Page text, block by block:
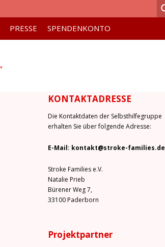
PRESSE SPENDENKONTO
KONTAKTADRESSE
Die Kontaktdaten der Selbsthilfegruppe
erhalten Sie über folgende Adresse:
E-Mail: kontakt@stroke-families.de
Stroke Families e.V.
Natalie Prieb
Bürener Weg 7,
33100 Paderborn
Projektpartner